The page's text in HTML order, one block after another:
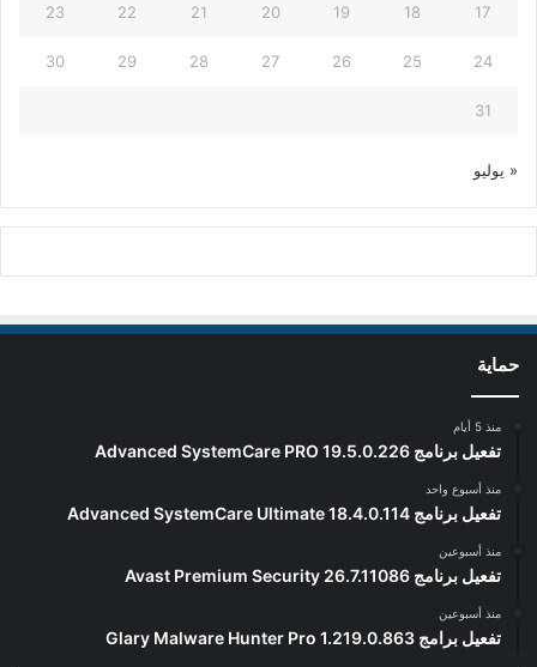
17
18
19
20
21
22
23
24
25
26
27
28
29
30
31
« يوليو
حماية
منذ 5 أيام
تفعيل برنامج Advanced SystemCare PRO 19.5.0.226
منذ أسبوع واحد
تفعيل برنامج Advanced SystemCare Ultimate 18.4.0.114
منذ أسبوعين
تفعيل برنامج Avast Premium Security 26.7.11086
منذ أسبوعين
تفعيل برامج Glary Malware Hunter Pro 1.219.0.863